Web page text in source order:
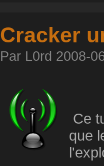
Cracker
Par L0rd 2008-
Ce
que